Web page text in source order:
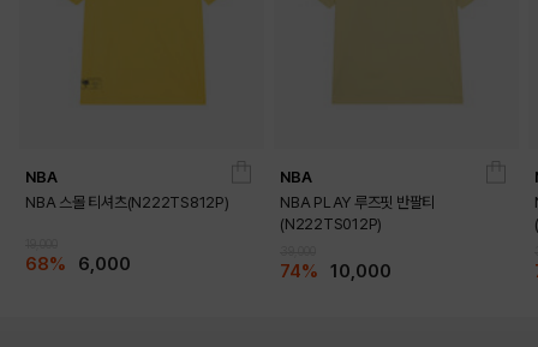
NBA
NBA 스몰 티셔츠(N222TS812P)
68% 6,000
NBA
NBA PLAY 루즈핏 반팔티
(N222TS012P)
74% 10,000